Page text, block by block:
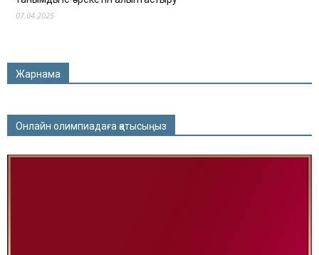
07.04.2025
Жарнама
Онлайн олимпиадаға қатысыңыз